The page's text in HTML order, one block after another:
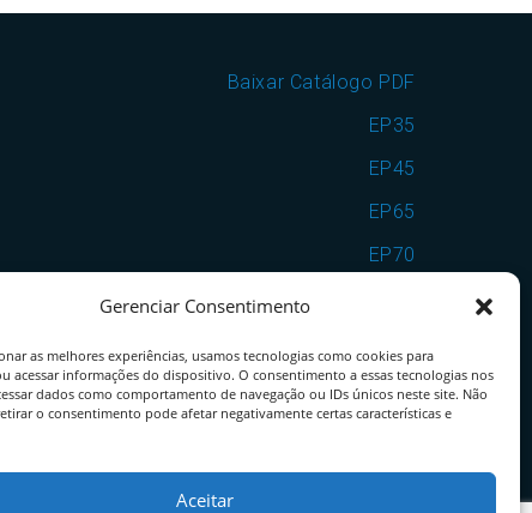
Gerenciar Consentimento
as melhores experiências, usamos tecnologias como cookies para
acessar informações do dispositivo. O consentimento a essas tecnologias nos
dados como comportamento de navegação ou IDs únicos neste site. Não
o consentimento pode afetar negativamente certas características e
Aceitar
Baixar Catálogo PDF
EP35
EP45
EP65
EP70
VSF35
VSF35EP70